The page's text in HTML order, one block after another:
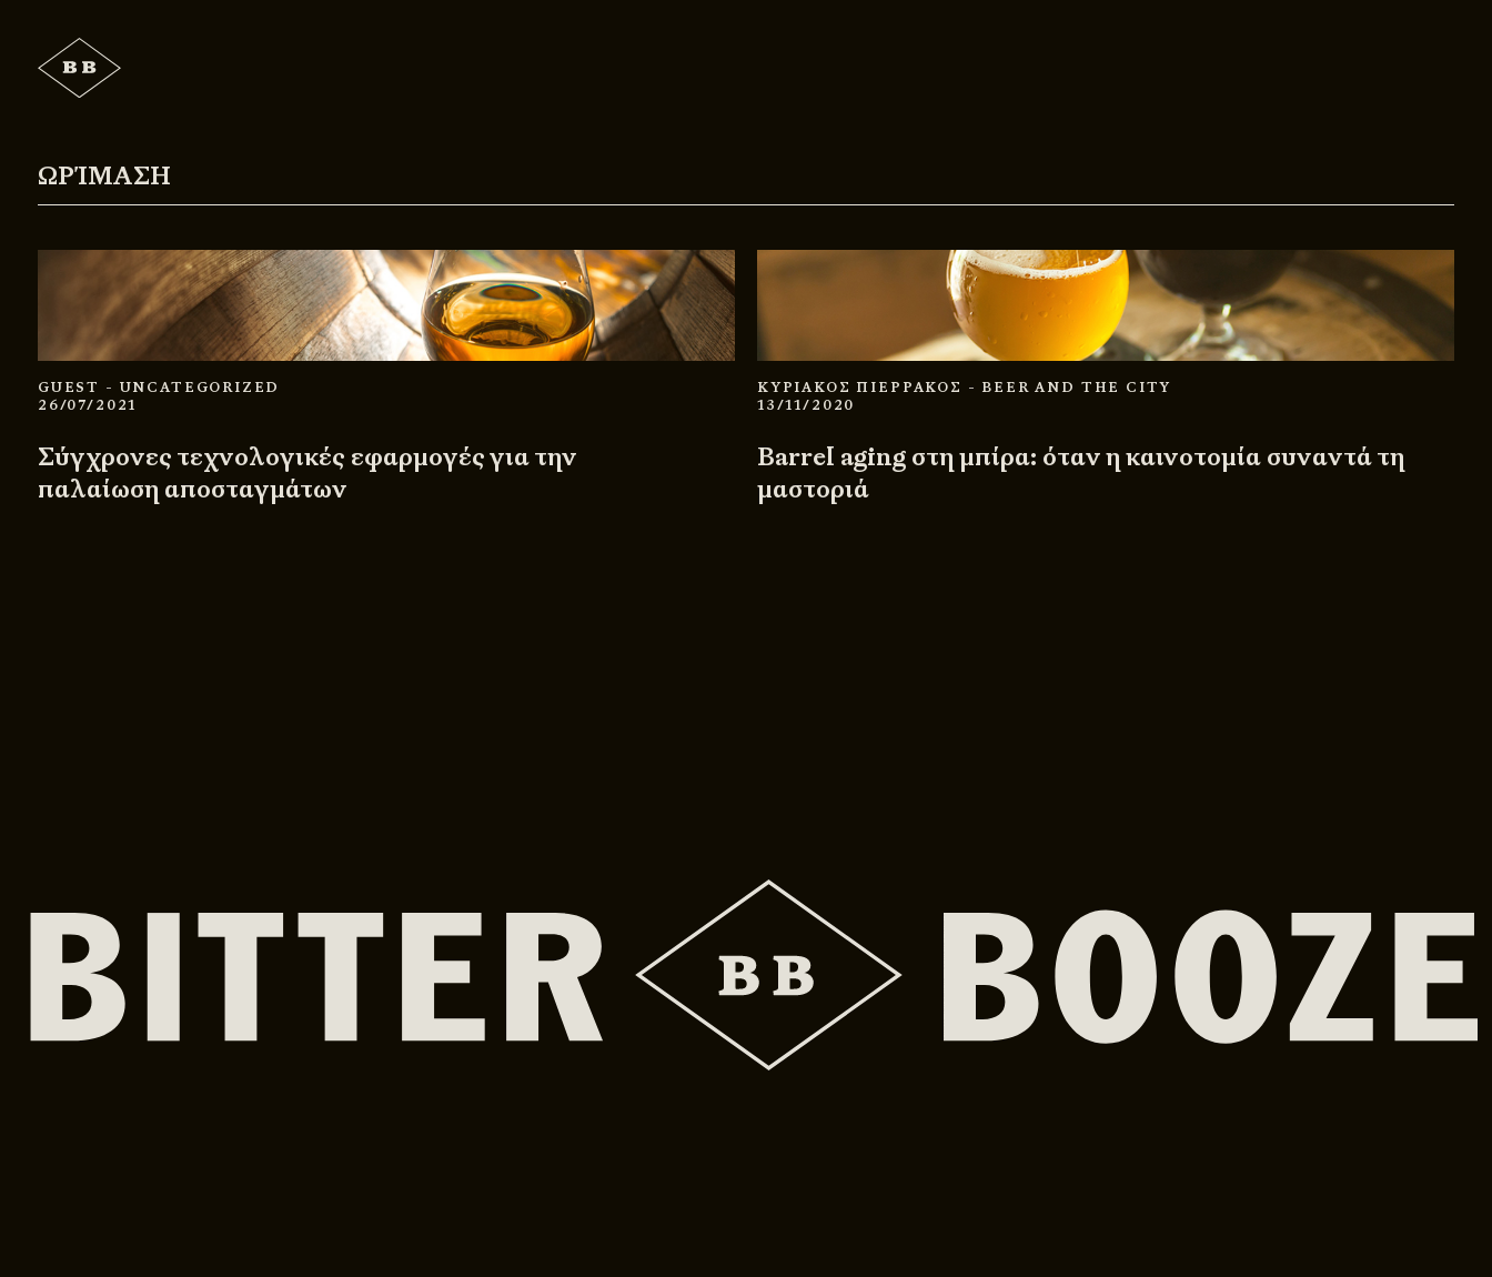
ΩΡΊΜΑΣΗ
GUEST - UNCATEGORIZED
26/07/2021
Σύγχρονες τεχνολογικές εφαρμογές για την
παλαίωση αποσταγμάτων
ΚΥΡΙΑΚΟΣ ΠΙΕΡΡΑΚΟΣ - BEER AND THE CITY
13/11/2020
Barrel aging στη μπίρα: όταν η καινοτομία συναντά τη
μαστοριά